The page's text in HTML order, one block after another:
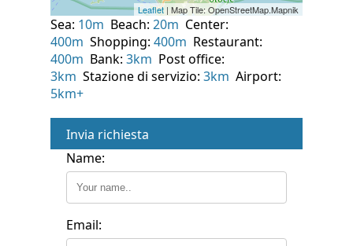
Sea: 10m Beach: 20m Center:
400m Shopping: 400m Restaurant:
400m Bank: 3km Post office:
3km Stazione di servizio: 3km Airport:
5km+
Invia richiesta
Name:
Email: